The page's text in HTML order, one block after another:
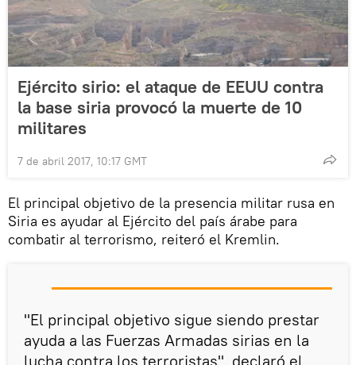
Ejército sirio: el ataque de EEUU contra
la base siria provocó la muerte de 10
militares
7 de abril 2017, 10:17 GMT
El principal objetivo de la presencia militar rusa en
Siria es ayudar al Ejército del país árabe para
combatir al terrorismo, reiteró el Kremlin.
"El principal objetivo sigue siendo prestar
ayuda a las Fuerzas Armadas sirias en la
lucha contra los terroristas", declaró el